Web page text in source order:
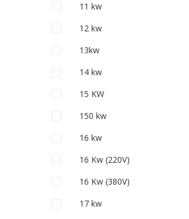
11 kw
12 kw
13kw
14 kw
15 KW
150 kw
16 kw
16 Kw (220V)
16 Kw (380V)
17 kw